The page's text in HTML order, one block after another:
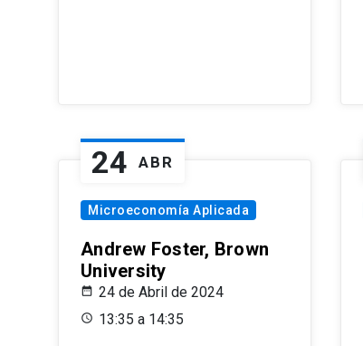
24 ABR
Microeconomía Aplicada
Andrew Foster, Brown
University
24 de Abril de 2024
13:35 a 14:35